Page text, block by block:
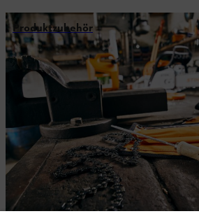
Produktzubehör